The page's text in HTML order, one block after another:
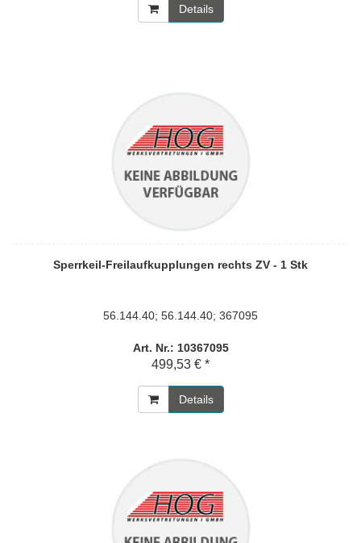
Details
Sperrkeil-Freilaufkupplungen rechts ZV - 1 Stk
56.144.40; 56.144.40; 367095
Art. Nr.: 10367095
499,53 € *
Details